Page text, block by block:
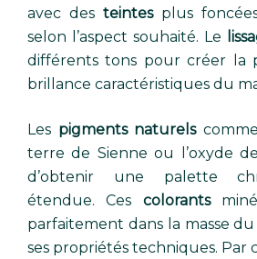
avec des teintesplus
selon l’aspect souhaité. Le
différents tons pour créer la
brillance caractéristiques du
Les pigments naturels
terre de Sienne ou l’oxyde
d’obtenir une palette
étendue. Ces colorants
parfaitement dans la masse
ses propriétés techniques. Par